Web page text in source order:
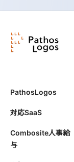
PathosLogos
対応SaaS
Combosite人事給
与